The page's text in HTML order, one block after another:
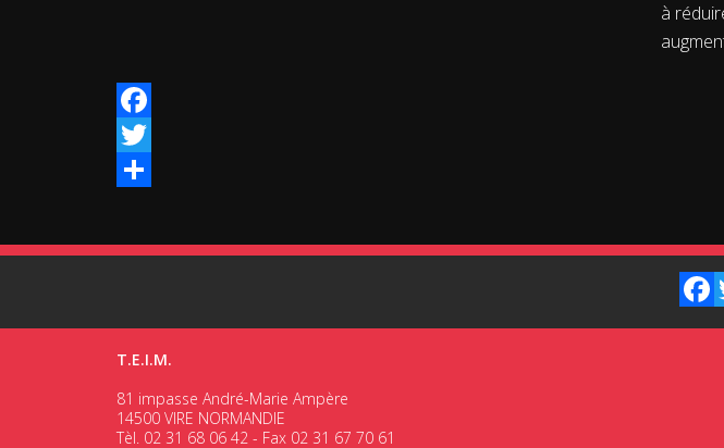
à
Facebook
Twitter
T.E.I.M.
81 impasse André-Marie Ampère
14500 VIRE NORMANDIE
Tèl. 02 31 68 06 42 - Fax 02 31 67 70 61